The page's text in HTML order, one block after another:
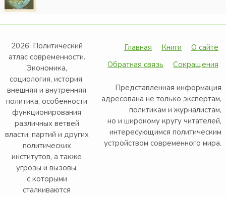
2026. Политический
атлас современности.
Экономика,
социология, история,
внешняя и внутренняя
политика, особенности
функционирования
различных ветвей
власти, партий и других
политических
институтов, а также
угрозы и вызовы,
с которыми
сталкиваются
Главная Книги
О сайте
Обратная связь
Сокращения
Представленная информация
адресована не только экспертам,
политикам и журналистам,
но и широкому кругу читателей,
интересующимся политическим
устройством современного мира.